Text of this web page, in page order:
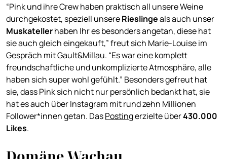
“Pink und ihre Crew haben praktisch all unsere Weine
durchgekostet, speziell unsereRieslingeals auch unser
Muskatellerhaben Ihr es besonders angetan, diese hat
sie auch gleich eingekauft,” freut sich Marie-Louise im
Gespräch mit Gault&Millau. “Es war eine komplett
freundschaftliche und unkomplizierte Atmosphäre, alle
haben sich super wohl gefühlt.” Besonders gefreut hat
sie, dass Pink sich nicht nur persönlich bedankt hat, sie
hat es auch über Instagram mit rund zehn Millionen
Follower*innen getan. DasPostingerzielte über430.000
Likes.